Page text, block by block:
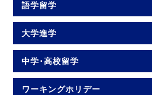
語学留学
大学進学
中学･高校留学
ワーキングホリデー